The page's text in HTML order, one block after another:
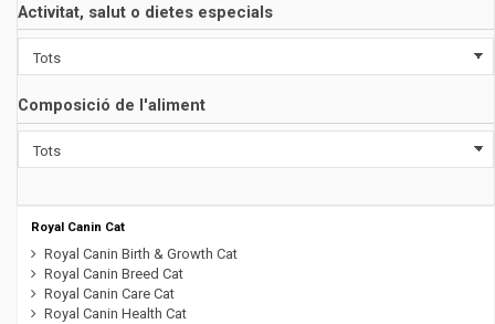
Activitat, salut o dietes especials
Composició de l'aliment
Royal Canin Cat
Royal Canin Birth & Growth Cat
Royal Canin Breed Cat
Royal Canin Care Cat
Royal Canin Health Cat